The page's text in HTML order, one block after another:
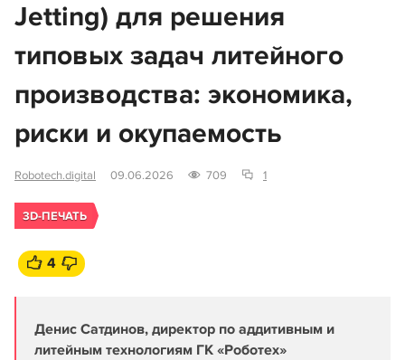
Jetting) для решения
типовых задач литейного
производства: экономика,
риски и окупаемость
Robotech.digital 09.06.2026 709 1
3D-ПЕЧАТЬ
4
Денис Сатдинов, директор по аддитивным и
литейным технологиям ГК «Роботех»